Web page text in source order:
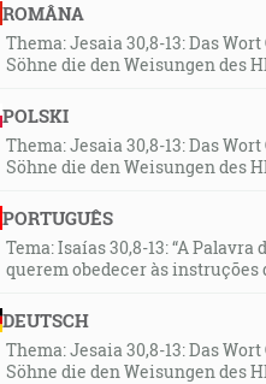
ROMÂNA
Thema: Jesaia 30,8-13: Das
Söhne die den Weisungen des
POLSKI
Thema: Jesaia 30,8-13: Das
Söhne die den Weisungen des
PORTUGUÊS
Tema: Isaías 30,8-13: “A
querem obedecer às instruções
DEUTSCH
Thema: Jesaia 30,8-13: Das
Söhne die den Weisungen des